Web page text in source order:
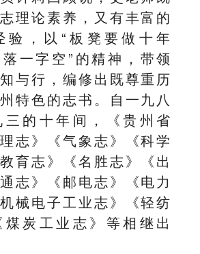
理论素养，又有丰富的
验，以“板凳要做十年
一字空”的精神，带领
与行，编修出既尊重历
特色的志书。自一九八
的十年间，《贵州省
志》《气象志》《科学
育志》《名胜志》《出
志》《邮电志》《电力
械电子工业志》《轻纺
炭工业志》等相继出